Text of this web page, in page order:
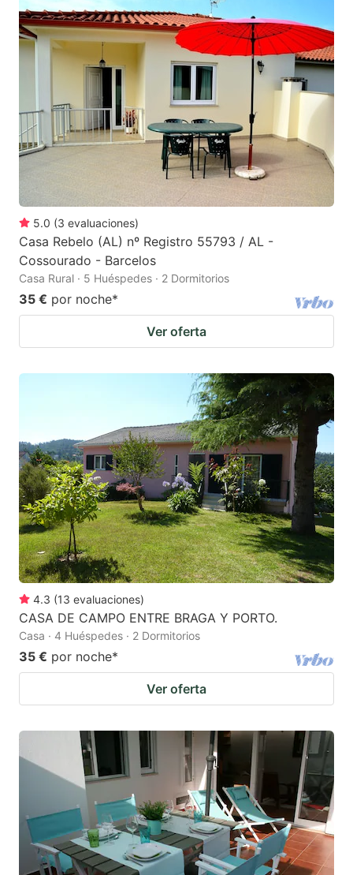
5.0 (3 evaluaciones)
Casa Rebelo (AL) nº Registro 55793 / AL -
Cossourado - Barcelos
Casa Rural · 5 Huéspedes · 2 Dormitorios
35 € por noche*
Ver oferta
4.3 (13 evaluaciones)
CASA DE CAMPO ENTRE BRAGA Y PORTO.
Casa · 4 Huéspedes · 2 Dormitorios
35 € por noche*
Ver oferta